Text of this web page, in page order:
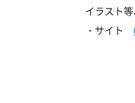
イラスト
・サイト